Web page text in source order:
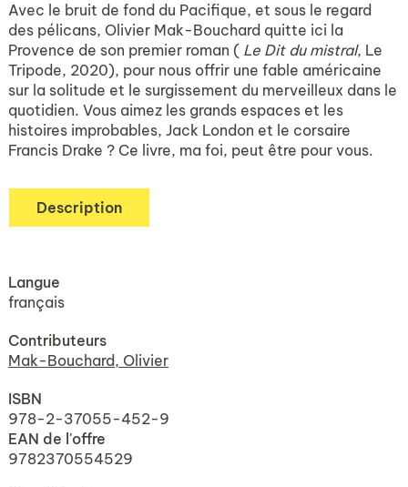
Avec le bruit de fond du Pacifique, et sous le regard
des pélicans, Olivier Mak-Bouchard quitte ici la
Provence de son premier roman ( Le Dit du mistral, Le
Tripode, 2020), pour nous offrir une fable américaine
sur la solitude et le surgissement du merveilleux dans le
quotidien. Vous aimez les grands espaces et les
histoires improbables, Jack London et le corsaire
Francis Drake ? Ce livre, ma foi, peut être pour vous.
Description
Langue
français
Contributeurs
Mak-Bouchard, Olivier
ISBN
978-2-37055-452-9
EAN de l'offre
9782370554529